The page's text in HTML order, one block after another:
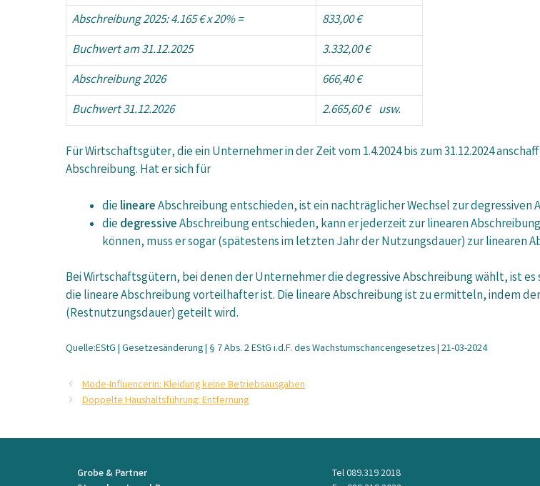
Abschreibung 2025: 4.165 € x 20% =
833,00 €
Buchwert am 31.12.2025
3.332,00 €
Abschreibung 2026
666,40 €
Buchwert 31.12.2026
2.665,60 € usw.
Für Wirtschaftsgüter, die ein Unternehmer in der Zeit vom 1.4.2024 bis zum 31.12.2024
Abschreibung. Hat er sich für
die lineareAbschreibung entschieden, ist ein nachträglicher Wechsel zur degressiven
die degressiveAbschreibung entschieden, kann er jederzeit zur linearen
können, muss er sogar (spätestens im letzten Jahr der Nutzungsdauer) zur linearen
Bei Wirtschaftsgütern, bei denen der Unternehmer die degressive Abschreibung wählt, ist
die lineare Abschreibung vorteilhafter ist. Die lineare Abschreibung ist zu ermitteln, indem
(Restnutzungsdauer) geteilt wird.
Quelle:EStG | Gesetzesänderung | § 7 Abs. 2 EStG i.d.F. des Wachstumschancengesetzes | 21-03-2024
Mode-Influencerin: Kleidung keine Betriebsausgaben
Doppelte Haushaltsführung: Entfernung
Grobe & Partner
Tel 089.319 2018